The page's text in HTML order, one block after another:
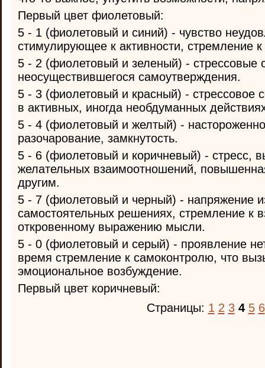
Первый цвет фиолетовый:
5 - 1 (фиолетовый и синий) - чувство
стимулирующее к активности, стремление к
5 - 2 (фиолетовый и зеленый) - стрессовые
неосуществившегося самоутверждения.
5 - 3 (фиолетовый и красный) - стрессовое
в активных, иногда необдуманных
5 - 4 (фиолетовый и желтый) -
разочарование, замкнутость.
5 - 6 (фиолетовый и коричневый) - стресс,
желательных взаимоотношений,
другим.
5 - 7 (фиолетовый и черный) - напряжение
самостоятельных решениях, стремление к
откровенному выражению мысли.
5 - 0 (фиолетовый и серый) - проявление
время стремление к самоконтролю, что
эмоциональное возбуждение.
Первый цвет коричневый:
Страницы: 1 2 3 4 5 6